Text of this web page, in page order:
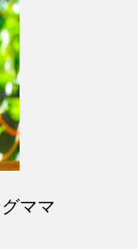
ママ